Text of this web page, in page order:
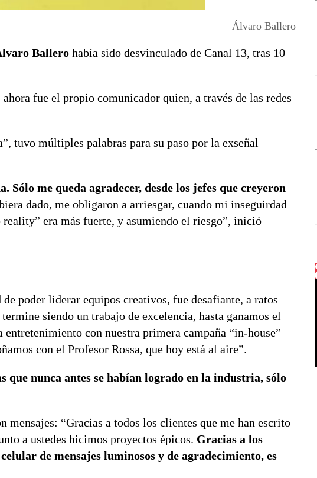
Álvaro Ballero
Ballero había sido desvinculado de Canal 13, tras 10
fue el propio comunicador quien, a través de las redes
tuvo múltiples palabras para su paso por la exseñal
Sólo me queda agradecer, desde los jefes que creyeron
dado, me obligaron a arriesgar, cuando mi inseguirdad
era más fuerte, y asumiendo el riesgo”, inició
poder liderar equipos creativos, fue desafiante, a ratos
siendo un trabajo de excelencia, hasta ganamos el
con nuestra primera campaña “in-house”
con el Profesor Rossa, que hoy está al aire”.
nunca antes se habían logrado en la industria, sólo
“Gracias a todos los clientes que me han escrito
a ustedes hicimos proyectos épicos. Gracias a los
de mensajes luminosos y de agradecimiento, es